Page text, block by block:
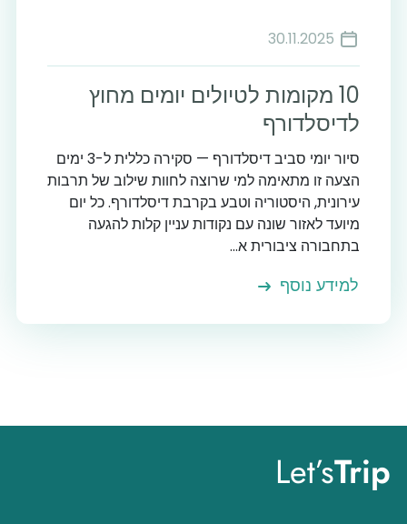
30.11.2025
10 מקומות לטיולים יומים מחוץ
לדיסלדורף
סיור יומי סביב דיסלדורף — סקירה כללית ל-3 ימים
הצעה זו מתאימה למי שרוצה לחוות שילוב של תרבות
עירונית, היסטוריה וטבע בקרבת דיסלדורף. כל יום
מיועד לאזור שונה עם נקודות עניין קלות להגעה
בתחבורה ציבורית א...
למידע נוסף
Let’sTrip